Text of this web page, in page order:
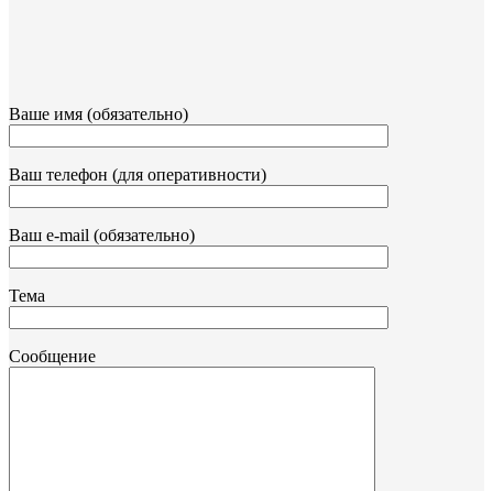
Ваше имя (обязательно)
Ваш телефон (для оперативности)
Ваш e-mail (обязательно)
Тема
Сообщение